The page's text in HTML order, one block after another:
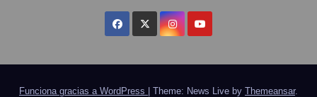
Funciona gracias a WordPress Theme: News Live by Themeansar.